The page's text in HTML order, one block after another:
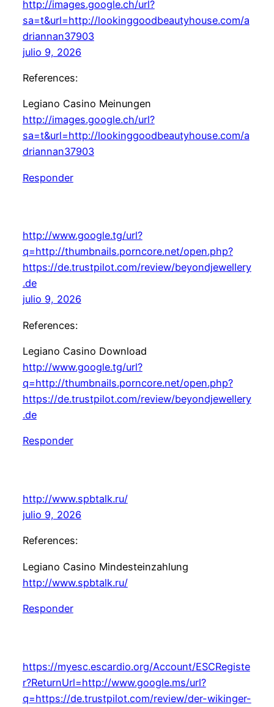
http://images.google.ch/url?
sa=t&url=http://lookinggoodbeautyhouse.com/a
driannan37903
julio 9, 2026
References:
Legiano Casino Meinungen
http://images.google.ch/url?
sa=t&url=http://lookinggoodbeautyhouse.com/a
driannan37903
Responder
http://www.google.tg/url?
q=http://thumbnails.porncore.net/open.php?
https://de.trustpilot.com/review/beyondjewellery
.de
julio 9, 2026
References:
Legiano Casino Download
http://www.google.tg/url?
q=http://thumbnails.porncore.net/open.php?
https://de.trustpilot.com/review/beyondjewellery
.de
Responder
http://www.spbtalk.ru/
julio 9, 2026
References:
Legiano Casino Mindesteinzahlung
http://www.spbtalk.ru/
Responder
https://myesc.escardio.org/Account/ESCRegiste
r?ReturnUrl=http://www.google.ms/url?
q=https://de.trustpilot.com/review/der-wikinger-